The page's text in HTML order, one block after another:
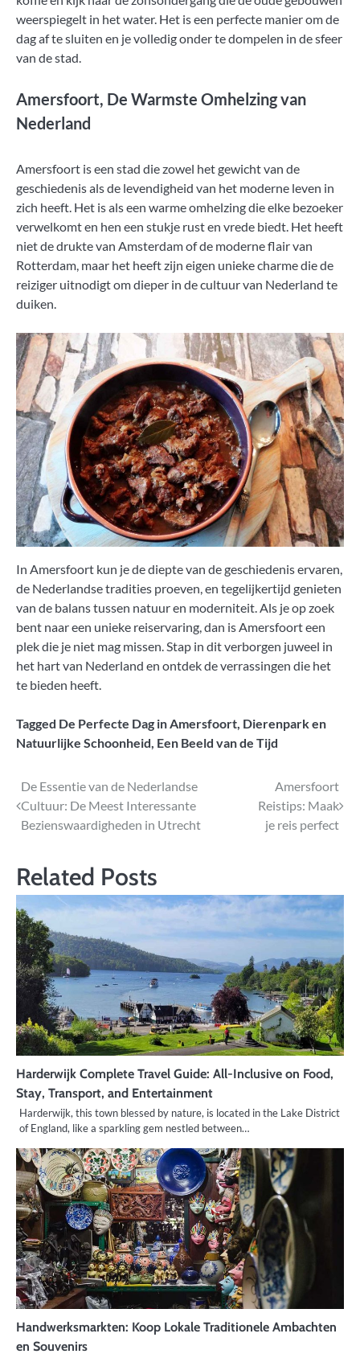
weerspiegelt in het water. Het is een perfecte manier om de
dag af te sluiten en je volledig onder te dompelen in de sfeer
van de stad.
Amersfoort, De Warmste Omhelzing van
Nederland
Amersfoort is een stad die zowel het gewicht van de
geschiedenis als de levendigheid van het moderne leven in
zich heeft. Het is als een warme omhelzing die elke bezoeker
verwelkomt en hen een stukje rust en vrede biedt. Het heeft
niet de drukte van Amsterdam of de moderne flair van
Rotterdam, maar het heeft zijn eigen unieke charme die de
reiziger uitnodigt om dieper in de cultuur van Nederland te
duiken.
In Amersfoort kun je de diepte van de geschiedenis ervaren,
de Nederlandse tradities proeven, en tegelijkertijd genieten
van de balans tussen natuur en moderniteit. Als je op zoek
bent naar een unieke reiservaring, dan is Amersfoort een
plek die je niet mag missen. Stap in dit verborgen juweel in
het hart van Nederland en ontdek de verrassingen die het
te bieden heeft.
Tagged De Perfecte Dag in Amersfoort, Dierenpark en
Natuurlijke Schoonheid, Een Beeld van de Tijd
Bericht
navigatie
De Essentie van de Nederlandse
Cultuur: De Meest Interessante
Bezienswaardigheden in Utrecht
Amersfoort
Reistips: Maak
je reis perfect
Related Posts
Harderwijk Complete Travel Guide: All-Inclusive on Food,
Stay, Transport, and Entertainment
Harderwijk, this town blessed by nature, is located in the Lake District
of England, like a sparkling gem nestled between…
Handwerksmarkten: Koop Lokale Traditionele Ambachten
en Souvenirs